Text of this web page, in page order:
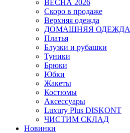
ВЕСНА 2026
Скоро в продаже
Верхняя одежда
ДОМАШНЯЯ ОДЕЖДА
Платья
Блузки и рубашки
Туники
Брюки
Юбки
Жакеты
Костюмы
Аксессуары
Luxury Plus DISKONT
ЧИСТИМ СКЛАД
Новинки